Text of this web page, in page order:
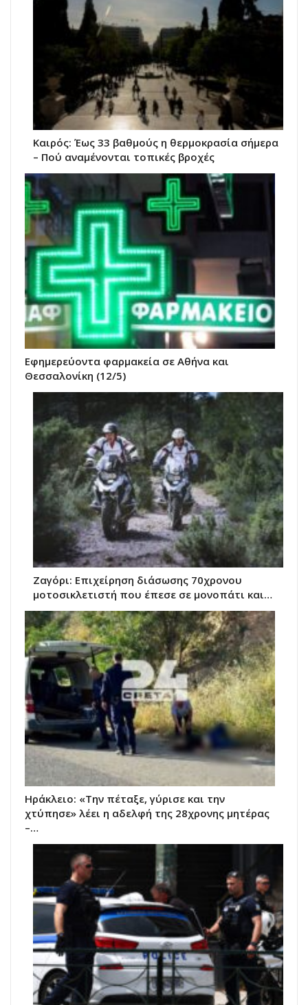
Καιρός: Έως 33 βαθμούς η θερμοκρασία σήμερα
– Πού αναμένονται τοπικές βροχές
Εφημερεύοντα φαρμακεία σε Αθήνα και
Θεσσαλονίκη (12/5)
Ζαγόρι: Επιχείρηση διάσωσης 70χρονου
μοτοσικλετιστή που έπεσε σε μονοπάτι και…
Ηράκλειο: «Την πέταξε, γύρισε και την
χτύπησε» λέει η αδελφή της 28χρονης μητέρας
–…